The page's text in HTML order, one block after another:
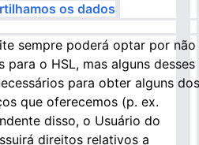
os dados
sempre poderá optar por não
para o HSL, mas alguns desses
para obter alguns dos
que oferecemos (p. ex.
disso, o Usuário do
direitos relativos a